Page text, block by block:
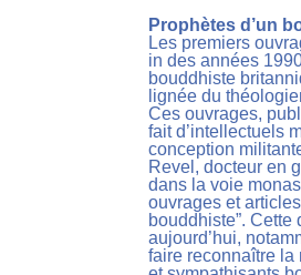
Prophètes d’un
Les premiers
in des années
bouddhiste
lignée du
Ces ouvrages,
fait d’intellectuels
conception
Revel, docteur en
dans la voie
ouvrages et
bouddhiste”.
aujourd’hui,
faire reconnaître la